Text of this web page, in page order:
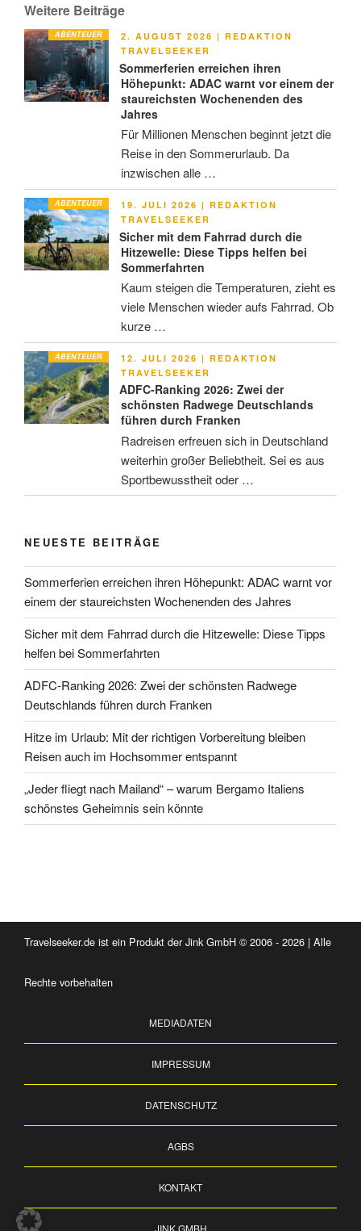
Weitere Beiträge
ABENTEUER
VERÖFFENTLICHT
AM
2. AUGUST 2026 | REDAKTION
TRAVELSEEKER
Sommerferien erreichen ihren
Höhepunkt: ADAC warnt vor einem der
staureichsten Wochenenden des
Jahres
Für Millionen Menschen beginnt jetzt die
Reise in den Sommerurlaub. Da
inzwischen alle …
ABENTEUER
VERÖFFENTLICHT
AM
19. JULI 2026 | REDAKTION
TRAVELSEEKER
Sicher mit dem Fahrrad durch die
Hitzewelle: Diese Tipps helfen bei
Sommerfahrten
Kaum steigen die Temperaturen, zieht es
viele Menschen wieder aufs Fahrrad. Ob
kurze …
ABENTEUER
VERÖFFENTLICHT
AM
12. JULI 2026 | REDAKTION
TRAVELSEEKER
ADFC-Ranking 2026: Zwei der
schönsten Radwege Deutschlands
führen durch Franken
Radreisen erfreuen sich in Deutschland
weiterhin großer Beliebtheit. Sei es aus
Sportbewusstheit oder …
NEUESTE BEITRÄGE
Sommerferien erreichen ihren Höhepunkt: ADAC warnt vor
einem der staureichsten Wochenenden des Jahres
Sicher mit dem Fahrrad durch die Hitzewelle: Diese Tipps
helfen bei Sommerfahrten
ADFC-Ranking 2026: Zwei der schönsten Radwege
Deutschlands führen durch Franken
Hitze im Urlaub: Mit der richtigen Vorbereitung bleiben
Reisen auch im Hochsommer entspannt
„Jeder fliegt nach Mailand“ – warum Bergamo Italiens
schönstes Geheimnis sein könnte
Travelseeker.de ist ein Produkt der Jink GmbH © 2006 - 2026 | Alle
Rechte vorbehalten
MEDIADATEN
IMPRESSUM
DATENSCHUTZ
AGBS
KONTAKT
JINK GMBH